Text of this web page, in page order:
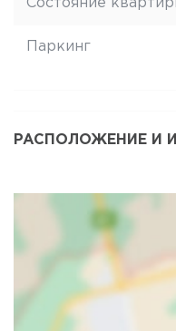
Состояние
Паркинг
РАСПОЛОЖЕНИЕ И